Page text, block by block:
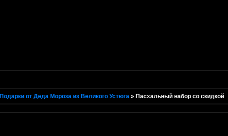
Подарки от Деда Мороза из Великого Устюга » Пасхальный набор со скидкой